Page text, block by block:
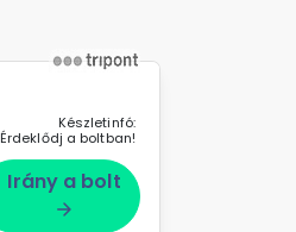
Készletinfó:
Érdeklődj a boltban!
Irány a bolt
arrow_forward